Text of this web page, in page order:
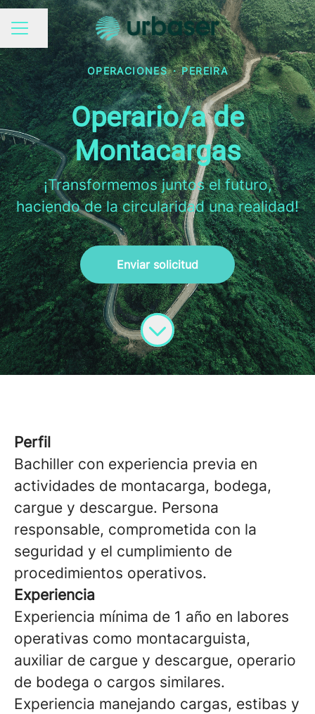
MENÚ DE EMPLEO
Compartir página
OPERACIONES · PEREIRA
Operario/a de
Montacargas
¡Transformemos juntos el futuro,
haciendo de la circularidad una realidad!
Enviar solicitud
Perfil
Bachiller con experiencia previa en
actividades de montacarga, bodega,
cargue y descargue. Persona
responsable, comprometida con la
seguridad y el cumplimiento de
procedimientos operativos.
Experiencia
Experiencia mínima de 1 año en labores
operativas como montacarguista,
auxiliar de cargue y descargue, operario
de bodega o cargos similares.
Experiencia manejando cargas, estibas y